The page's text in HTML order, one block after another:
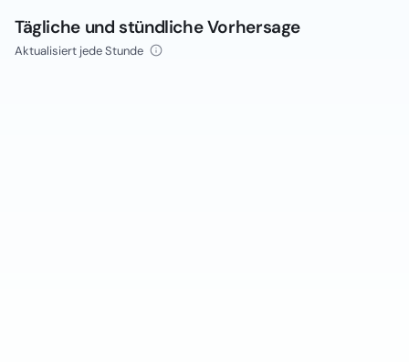
Tägliche und stündliche Vorhersage
Aktualisiert jede Stunde